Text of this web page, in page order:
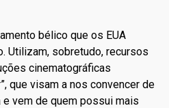
bélico que os EUA
Utilizam, sobretudo, recursos
cinematográficas
que visam a nos convencer de
vem de quem possui mais